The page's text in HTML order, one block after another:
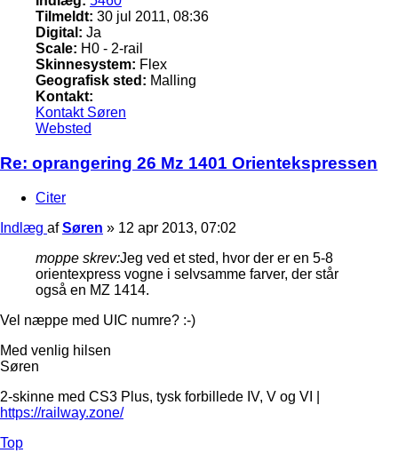
Tilmeldt: 30 jul 2011, 08:36
Digital: Ja
Scale: H0 - 2-rail
Skinnesystem: Flex
Geografisk sted: Malling
Kontakt:
Kontakt Søren
Websted
Re: oprangering 26 Mz 1401 Orientekspressen
Citer
Indlæg afSøren » 12 apr 2013, 07:02
moppe skrev:Jeg ved et sted, hvor der er en 5-8
orientexpress vogne i selvsamme farver, der står
også en MZ 1414.
Vel næppe med UIC numre? :-)
Med venlig hilsen
Søren
2-skinne med CS3 Plus, tysk forbillede IV, V og VI |
https://railway.zone/
Top